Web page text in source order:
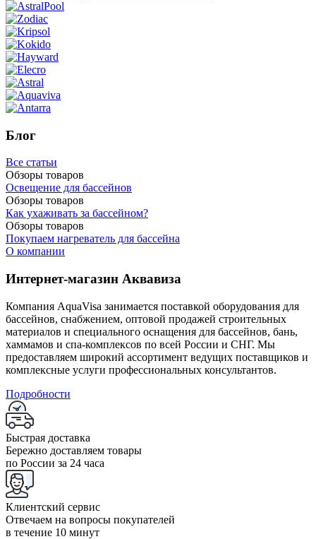
Блог
Все статьи
Обзоры товаров
Освещение для бассейнов
Обзоры товаров
Как ухаживать за бассейном?
Обзоры товаров
Покупаем нагреватель для бассейна
О компании
Интернет-магазин Аквавиза
Компания AquaVisa занимается поставкой оборудования для
бассейнов, снабжением, оптовой продажей строительных
материалов и специального оснащения для бассейнов, бань,
хаммамов и спа-комплексов по всей России и СНГ. Мы
предоставляем широкий ассортимент ведущих поставщиков и
комплексные услуги профессиональных консультантов.
Подробности
Быстрая доставка
Бережно доставляем товары
по России за 24 часа
Клиентский сервис
Отвечаем на вопросы покупателей
в течение 10 минут